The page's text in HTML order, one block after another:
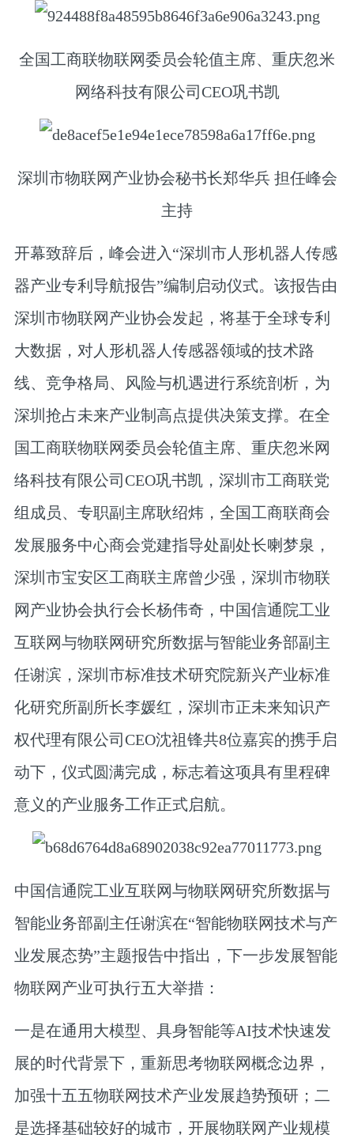
全国工商联物联网委员会轮值主席、重庆忽米
网络科技有限公司CEO巩书凯
深圳市物联网产业协会秘书长郑华兵 担任峰会
主持
开幕致辞后，峰会进入“深圳市人形机器人传感
器产业专利导航报告”编制启动仪式。该报告由
深圳市物联网产业协会发起，将基于全球专利
大数据，对人形机器人传感器领域的技术路
线、竞争格局、风险与机遇进行系统剖析，为
深圳抢占未来产业制高点提供决策支撑。在全
国工商联物联网委员会轮值主席、重庆忽米网
络科技有限公司CEO巩书凯，深圳市工商联党
组成员、专职副主席耿绍炜，全国工商联商会
发展服务中心商会党建指导处副处长喇梦泉，
深圳市宝安区工商联主席曾少强，深圳市物联
网产业协会执行会长杨伟奇，中国信通院工业
互联网与物联网研究所数据与智能业务部副主
任谢滨，深圳市标准技术研究院新兴产业标准
化研究所副所长李媛红，深圳市正未来知识产
权代理有限公司CEO沈祖锋共8位嘉宾的携手启
动下，仪式圆满完成，标志着这项具有里程碑
意义的产业服务工作正式启航。
中国信通院工业互联网与物联网研究所数据与
智能业务部副主任谢滨在“智能物联网技术与产
业发展态势”主题报告中指出，下一步发展智能
物联网产业可执行五大举措：
一是在通用大模型、具身智能等AI技术快速发
展的时代背景下，重新思考物联网概念边界，
加强十五五物联网技术产业发展趋势预研；二
是选择基础较好的城市，开展物联网产业规模